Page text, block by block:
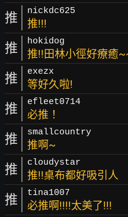
推 nickdc625
推!!!
推 hokidog
推!!田林小徑好療癒
推 exezx
等好久啦!
推 efleet0714
必推！
推 smallcountry
推啊~
推 cloudystar
推!!桌布都好吸引人
推 tina1007
必推啊!!!!太美了!!!